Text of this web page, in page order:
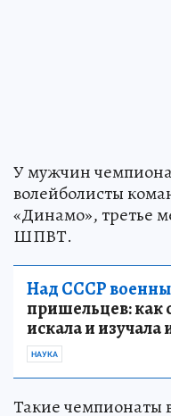
У мужчин
волейболисты
«Динамо», третье
ШПВТ.
Над СССР
пришельцев: как
искала и
НАУКА
Такие чемпионаты